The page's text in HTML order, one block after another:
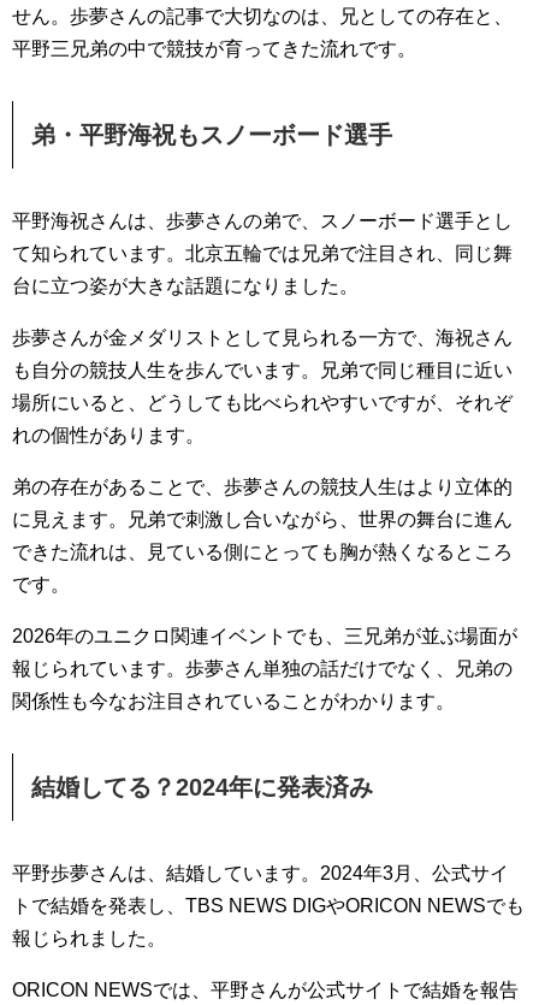
せん。歩夢さんの記事で大切なのは、兄としての存在と、
平野三兄弟の中で競技が育ってきた流れです。
弟・平野海祝もスノーボード選手
平野海祝さんは、歩夢さんの弟で、スノーボード選手とし
て知られています。北京五輪では兄弟で注目され、同じ舞
台に立つ姿が大きな話題になりました。
歩夢さんが金メダリストとして見られる一方で、海祝さん
も自分の競技人生を歩んでいます。兄弟で同じ種目に近い
場所にいると、どうしても比べられやすいですが、それぞ
れの個性があります。
弟の存在があることで、歩夢さんの競技人生はより立体的
に見えます。兄弟で刺激し合いながら、世界の舞台に進ん
できた流れは、見ている側にとっても胸が熱くなるところ
です。
2026年のユニクロ関連イベントでも、三兄弟が並ぶ場面が
報じられています。歩夢さん単独の話だけでなく、兄弟の
関係性も今なお注目されていることがわかります。
結婚してる？2024年に発表済み
平野歩夢さんは、結婚しています。2024年3月、公式サイ
トで結婚を発表し、TBS NEWS DIGやORICON NEWSでも
報じられました。
ORICON NEWSでは、平野さんが公式サイトで結婚を報告